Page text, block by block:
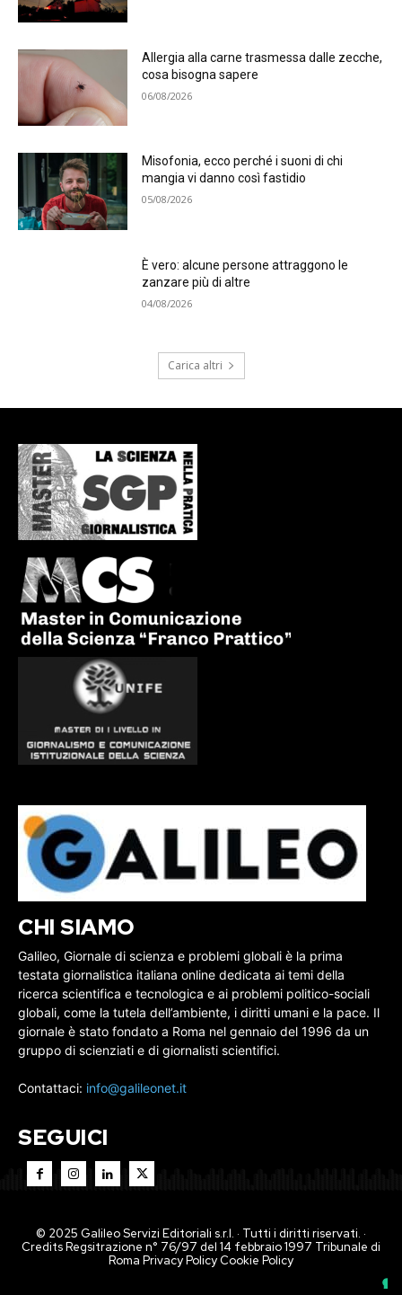
Allergia alla carne trasmessa dalle zecche,
cosa bisogna sapere
06/08/2026
Misofonia, ecco perché i suoni di chi
mangia vi danno così fastidio
05/08/2026
È vero: alcune persone attraggono le
zanzare più di altre
04/08/2026
Carica altri
CHI SIAMO
Galileo, Giornale di scienza e problemi globali è la prima
testata giornalistica italiana online dedicata ai temi della
ricerca scientifica e tecnologica e ai problemi politico-sociali
globali, come la tutela dell’ambiente, i diritti umani e la pace. Il
giornale è stato fondato a Roma nel gennaio del 1996 da un
gruppo di scienziati e di giornalisti scientifici.
Contattaci: info@galileonet.it
SEGUICI
© 2025 Galileo Servizi Editoriali s.r.l. · Tutti i diritti riservati. ·
Credits Regsitrazione n° 76/97 del 14 febbraio 1997 Tribunale di
Roma Privacy PolicyCookie Policy